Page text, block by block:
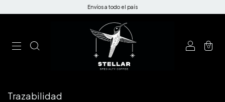
Envíos a todo el país
0
Trazabilidad